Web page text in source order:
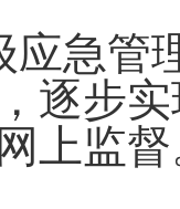
急管
逐步
上监